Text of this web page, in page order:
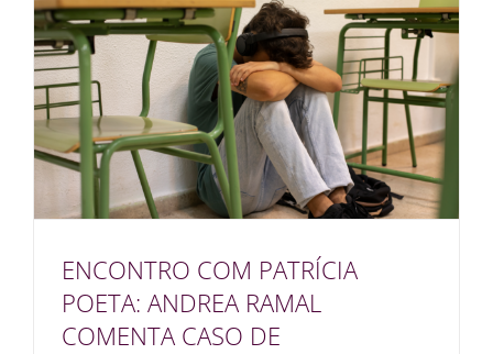
ENCONTRO COM PATRÍCIA
POETA: ANDREA RAMAL
COMENTA CASO DE